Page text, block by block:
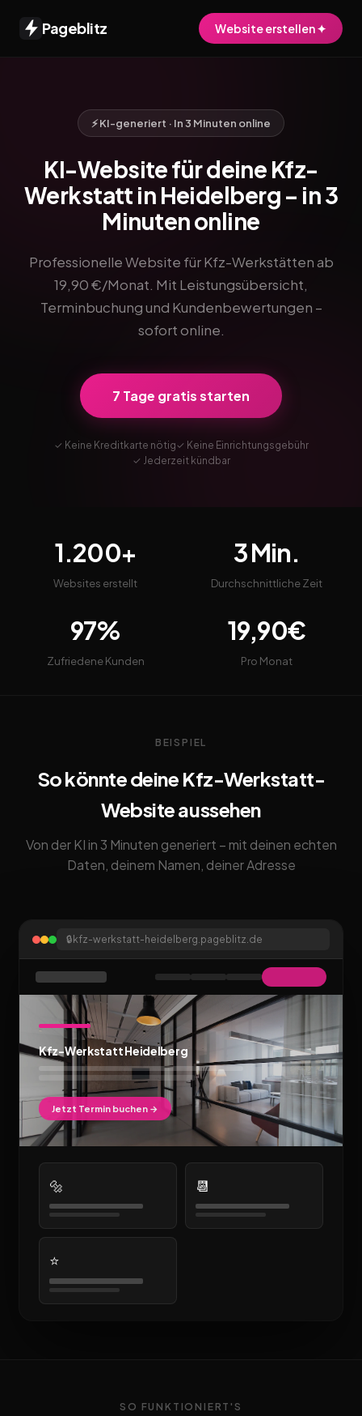
Pageblitz Website erstellen ✦
⚡ KI-generiert · In 3 Minuten online
KI-Website für deine Kfz-
Werkstatt in Heidelberg – in 3
Minuten online
Professionelle Website für Kfz-Werkstätten ab
19,90 €/Monat. Mit Leistungsübersicht,
Terminbuchung und Kundenbewertungen –
sofort online.
7 Tage gratis starten
✓ Keine Kreditkarte nötig✓ Keine Einrichtungsgebühr
✓ Jederzeit kündbar
1.200+
Websites erstellt
3 Min.
Durchschnittliche Zeit
97%
Zufriedene Kunden
19,90€
Pro Monat
BEISPIEL
So könnte deine Kfz-Werkstatt-
Website aussehen
Von der KI in 3 Minuten generiert – mit deinen echten
Daten, deinem Namen, deiner Adresse
🔒 kfz-werkstatt-heidelberg.pageblitz.de
Kfz-Werkstatt Heidelberg
Jetzt Termin buchen →
🔩 📆
⭐
SO FUNKTIONIERT'S